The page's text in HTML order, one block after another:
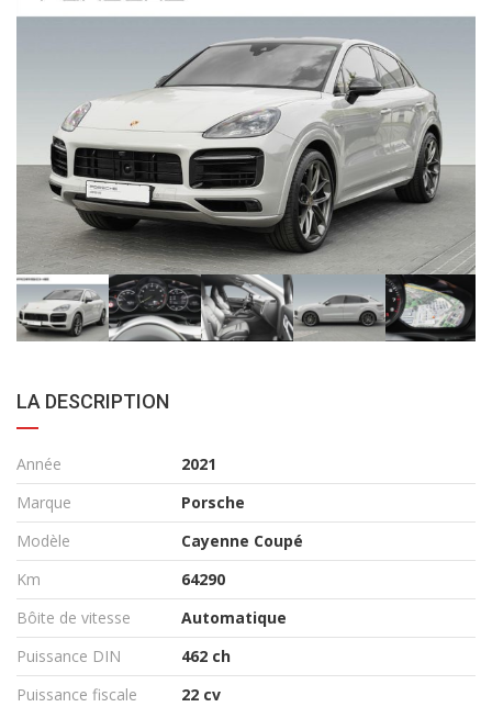
LA DESCRIPTION
Année
2021
Marque
Porsche
Modèle
Cayenne Coupé
Km
64290
Bôite de vitesse
Automatique
Puissance DIN
462 ch
Puissance fiscale
22 cv